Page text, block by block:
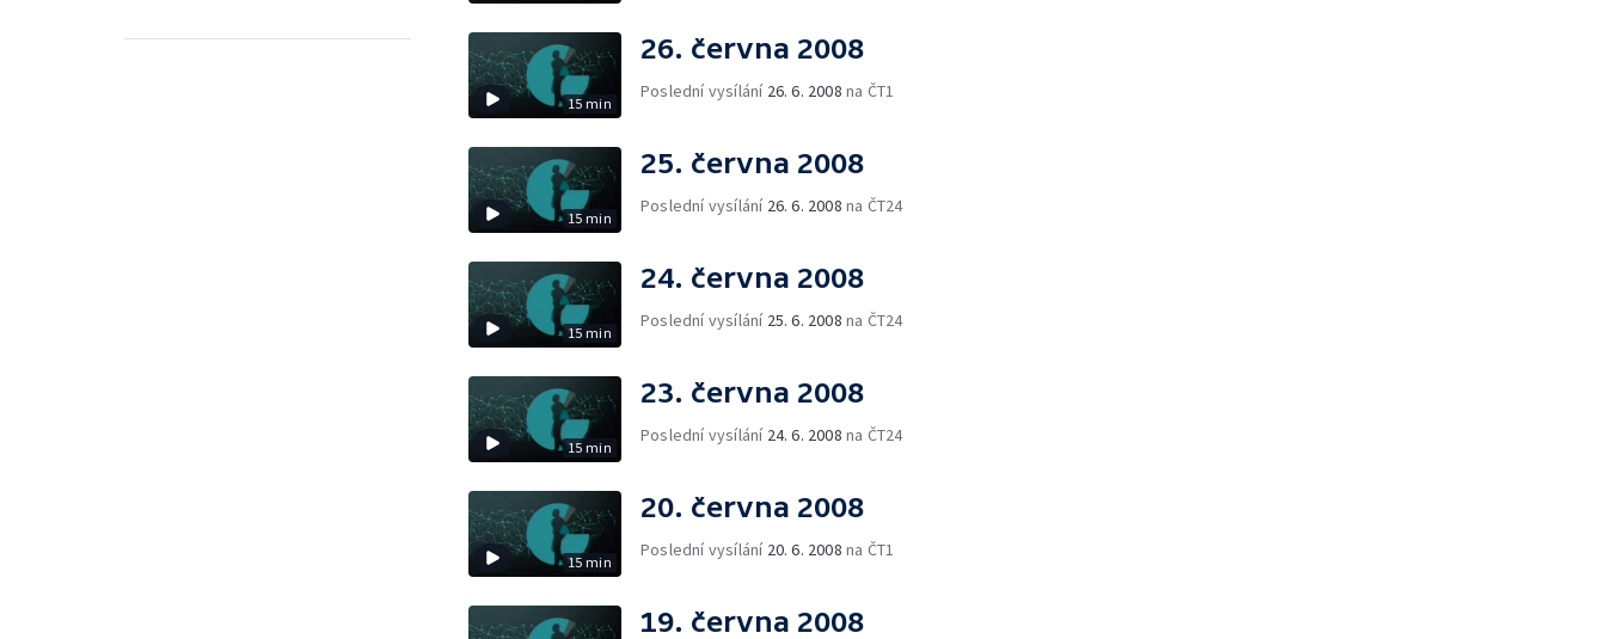
15 min
26. června 2008
Poslední vysílání 26. 6. 2008 na ČT1
15 min
25. června 2008
Poslední vysílání 26. 6. 2008 na ČT24
15 min
24. června 2008
Poslední vysílání 25. 6. 2008 na ČT24
15 min
23. června 2008
Poslední vysílání 24. 6. 2008 na ČT24
15 min
20. června 2008
Poslední vysílání 20. 6. 2008 na ČT1
19. června 2008